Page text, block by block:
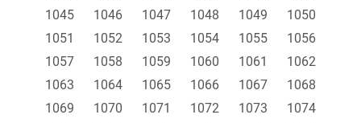
1045
1046 1047 1048 1049
1050
1051
1052 1053 1054 1055
1056
1057
1058 1059 1060 1061
1062
1063
1064 1065 1066 1067
1068
1069
1070 1071 1072 1073
1074